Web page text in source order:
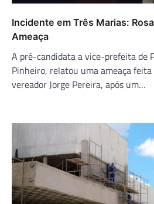
Incidente em Três Marias:
Ameaça
A pré-candidata a vice-prefeita de
Pinheiro, relatou uma ameaça
vereador Jorge Pereira, após um…